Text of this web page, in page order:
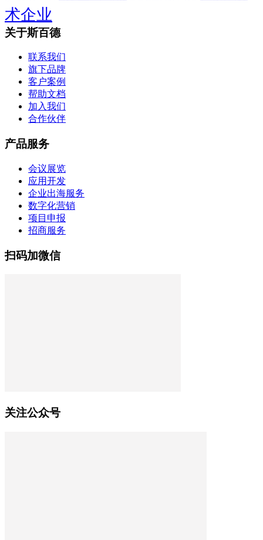
术企业
关于斯百德
联系我们
旗下品牌
客户案例
帮助文档
加入我们
合作伙伴
产品服务
会议展览
应用开发
企业出海服务
数字化营销
项目申报
招商服务
扫码加微信
关注公众号